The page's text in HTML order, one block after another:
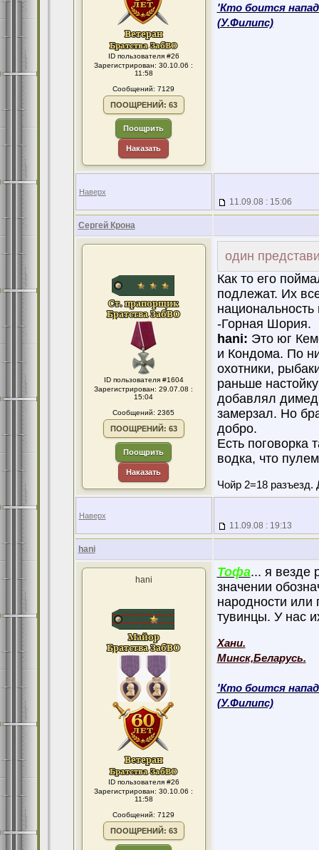
ID пользователя #26
Зарегистрирован: 30.10.06 :
11:58
Сообщений: 7129
ПООЩРЕНИЙ: 63
Поощрить
Наказать
'Кто боится
(У.Филипс)
Наверх
11.09.08 : 15:06
Сергей Крона
ID пользователя #1604
Зарегистрирован: 29.07.08 :
15:04
Сообщений: 2365
ПООЩРЕНИЙ: 63
Поощрить
Наказать
один
Как то его
подлежат. Их
-Горная Шория.
hani: Это юг
и Кондома. По
охотники,
раньше
добавлял
замерзал. Но
добро.
Есть поговорка
водка, что
Чойр 2=18
Наверх
11.09.08 : 19:13
hani
hani
ID пользователя #26
Зарегистрирован: 30.10.06 :
11:58
Сообщений: 7129
ПООЩРЕНИЙ: 63
Тофа... я везде
значении
народности или
тувинцы. У нас
Хани.
Минск,Беларусь.
'Кто боится
(У.Филипс)